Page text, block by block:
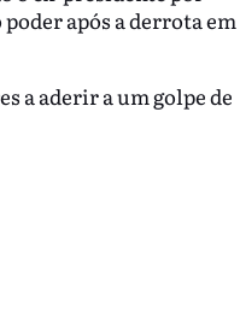
após a derrota em
a aderir a um golpe de